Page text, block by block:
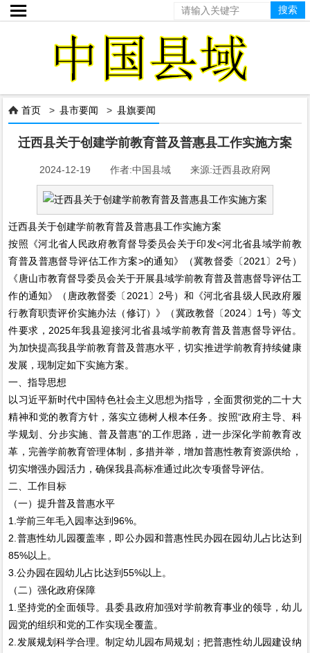

 首页 >县市要闻 >县旗要闻
迁西县关于创建学前教育普及普惠县工作实施方案
2024-12-19 作者:中国县域 来源:迁西县政府网
迁西县关于创建学前教育普及普惠县工作实施方案
按照《河北省人民政府教育督导委员会关于印发<河北省县域学前教
育普及普惠督导评估工作方案>的通知》（冀教督委〔2021〕2号）
《唐山市教育督导委员会关于开展县域学前教育普及普惠督导评估工
作的通知》（唐政教督委〔2021〕2号）和《河北省县级人民政府履
行教育职责评价实施办法（修订）》（冀政教督〔2024〕1号）等文
件要求，2025年我县迎接河北省县域学前教育普及普惠督导评估。
为加快提高我县学前教育普及普惠水平，切实推进学前教育持续健康
发展，现制定如下实施方案。
一、指导思想
以习近平新时代中国特色社会主义思想为指导，全面贯彻党的二十大
精神和党的教育方针，落实立德树人根本任务。按照“政府主导、科
学规划、分步实施、普及普惠”的工作思路，进一步深化学前教育改
革，完善学前教育管理体制，多措并举，增加普惠性教育资源供给，
切实增强办园活力，确保我县高标准通过此次专项督导评估。
二、工作目标
（一）提升普及普惠水平
1.学前三年毛入园率达到96%。
2.普惠性幼儿园覆盖率，即公办园和普惠性民办园在园幼儿占比达到
85%以上。
3.公办园在园幼儿占比达到55%以上。
（二）强化政府保障
1.坚持党的全面领导。县委县政府加强对学前教育事业的领导，幼儿
园党的组织和党的工作实现全覆盖。
2.发展规划科学合理。制定幼儿园布局规划；把普惠性幼儿园建设纳